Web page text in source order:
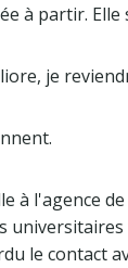
à partir.
je
à l'agence
le contact